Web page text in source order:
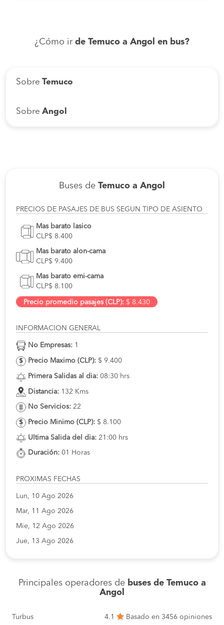
¿Cómo ir de Temuco a Angol en bus?
Sobre Temuco
Sobre Angol
Buses de Temuco a Angol
PRECIOS DE PASAJES DE BUS SEGUN TIPO DE ASIENTO
Mas barato lasico
CLP$ 8.400
Mas barato alon-cama
CLP$ 9.400
Mas barato emi-cama
CLP$ 8.100
Precio promedio pasajes (CLP): $ 8.430
INFORMACION GENERAL
No Empresas: 1
Precio Maximo (CLP): $ 9.400
Primera Salidas al dia: 08:30 hrs
Distancia: 132 Kms
No Servicios: 22
Precio Minimo (CLP): $ 8.100
Ultima Salida del dia: 21:00 hrs
Duración: 01 Horas
PROXIMAS FECHAS
Lun, 10 Ago 2026
Mar, 11 Ago 2026
Mie, 12 Ago 2026
Jue, 13 Ago 2026
Principales operadores de buses de Temuco a
Angol
Turbus 4.1 Basado en 3456 opiniones